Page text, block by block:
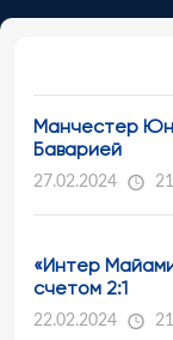
Манчестер
Баварией
27.02.2024
«Интер
счетом 2:1
22.02.2024